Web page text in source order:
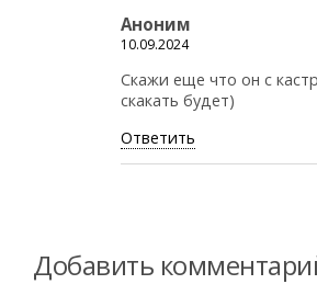
Аноним
10.09.2024
Скажи еще что он с
скакать будет)
Ответить
Добавить